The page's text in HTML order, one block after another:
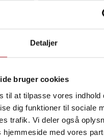
Detaljer
bruger cookies
til at tilpasse vores indhold
dig funktioner til sociale
trafik. Vi deler også
hjemmeside med vores
i løbet af 1-2 hverdage